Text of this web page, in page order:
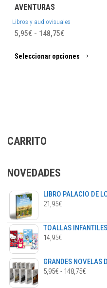
AVENTURAS
Libros y audiovisuales
5,95€ - 148,75€Rango
precios:
Seleccionar opciones
CARRITO
NOVEDADES
LIBRO PALACIO DE
21,95€
TOALLAS INFANTILES
14,95€
GRANDES NOVELAS
5,95€ - 148,75€